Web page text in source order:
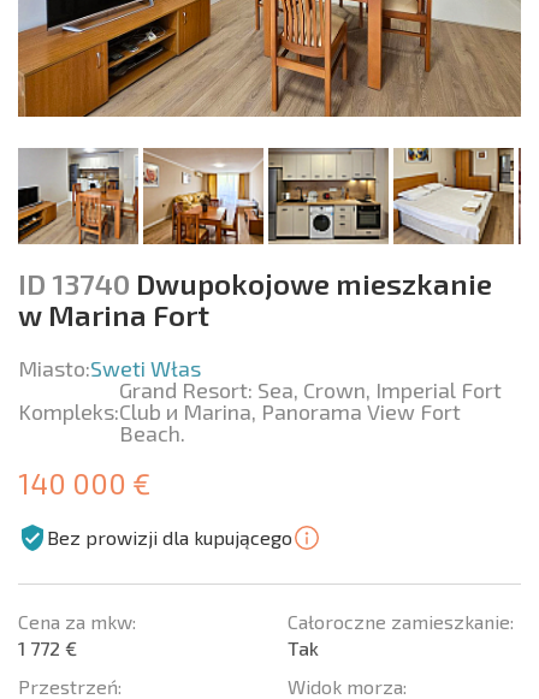
ID 13740 Dwupokojowe mieszkanie
w Marina Fort
Miasto:Sweti Włas
Kompleks:
Grand Resort: Sea, Crown, Imperial Fort
Club и Marina, Panorama View Fort
Beach.
140 000 €
Bez prowizji dla kupującego
Cena za mkw:
1 772 €
Przestrzeń:
Całoroczne zamieszkanie:
Tak
Widok morza: